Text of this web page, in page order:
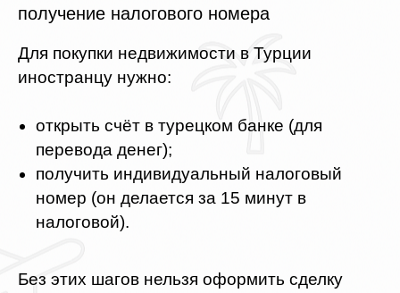
получение налогового номера
Для покупки недвижимости в Турции
иностранцу нужно:
открыть счёт в турецком банке (для
перевода денег);
получить индивидуальный налоговый
номер (он делается за 15 минут в
налоговой).
Без этих шагов нельзя оформить сделку